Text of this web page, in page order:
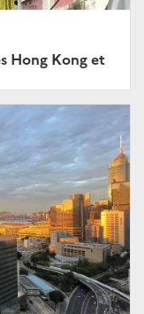
Hong Kong et